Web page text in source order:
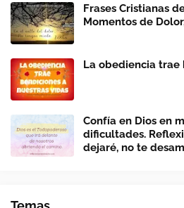
Frases Cristianas
Momentos de
La obediencia trae
Confía en Dios en
dificultades.
dejaré, no te